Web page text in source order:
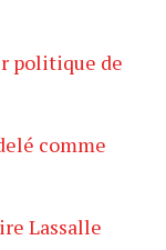
politique de
comme
Lassalle